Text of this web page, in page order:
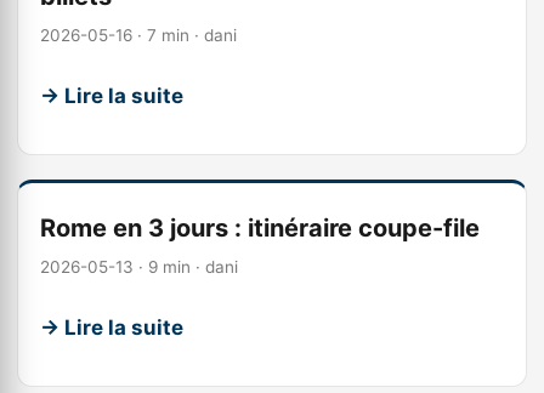
2026-05-16 · 7 min · dani
→ Lire la suite
Rome en 3 jours : itinéraire coupe-file
2026-05-13 · 9 min · dani
→ Lire la suite